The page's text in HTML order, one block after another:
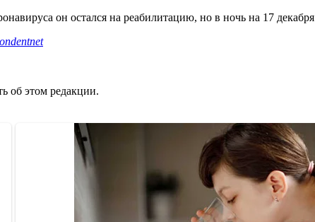
он остался на реабилитацию, но в ночь на 17 декабря
об этом редакции.